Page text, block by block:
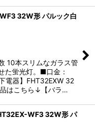
32W形 パルック白
10本スリムなガラス管
た蛍光灯。■口金：
電器】FHT32EXW 32
はこちら↓【バラ…
WF3 32W形 パ